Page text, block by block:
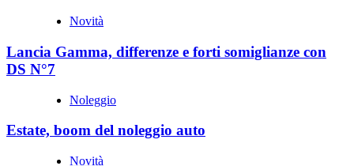
Novità
Lancia Gamma, differenze e forti somiglianze con
DS N°7
Noleggio
Estate, boom del noleggio auto
Novità